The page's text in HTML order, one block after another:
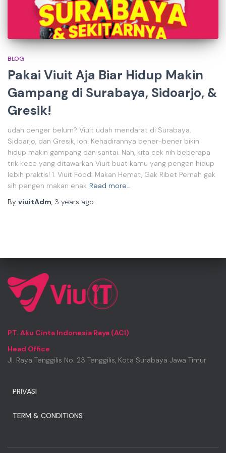
BLOG
Pakai Viuit Aja Biar Hidup Makin
Gampang di Surabaya, Sidoarjo, &
Gresik!
udah denger belum? Viuit udah mendarat di Surabaya,
Sidoarjo, dan Gresik, loh! Kehadirannya bener-bener bikin
hidup makin gampang dan santai. Nah, kita cek nih beberapa
trik kece yang ditawarkan Viuit buat kamu yang pengen hidup
lebih praktis! 1. Viuit Food: Makan Hemat, Gak Ribet Pernah gak
sih pengen makan enak Read more…
By viuitAdm, 3 years ago
PT. Aku Cinta Indonesia Raya (ACI)
Head Office
Jl. Raya Tenggilis No. 23 Tenggilis, Kota Surabaya Jawa Timur
PRIVASI
TERM & CONDITIONS